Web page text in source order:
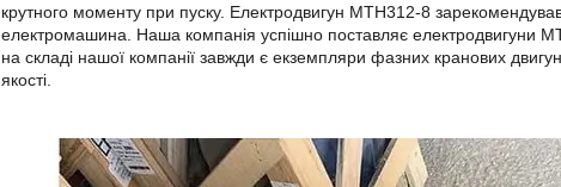
крутного моменту при пуску. Електродвигун MTH312-8
електромашина. Наша компанія успішно поставляє електродвигуни
на складі нашої компанії завжди є екземпляри фазних кранових
якості.